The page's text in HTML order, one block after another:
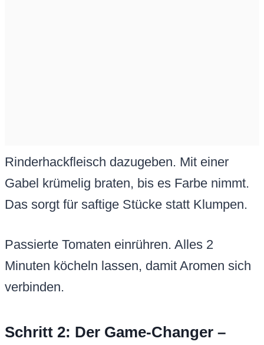
Rinderhackfleisch dazugeben. Mit einer
Gabel krümelig braten, bis es Farbe nimmt.
Das sorgt für saftige Stücke statt Klumpen.
Passierte Tomaten einrühren. Alles 2
Minuten köcheln lassen, damit Aromen sich
verbinden.
Schritt 2: Der Game-Changer –